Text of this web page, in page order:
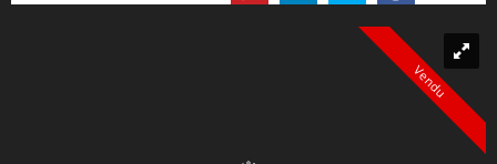
Vendu